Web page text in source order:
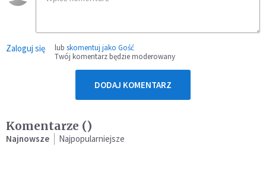
Zaloguj się lub skomentuj jako Gość
Twój komentarz będzie moderowany
DODAJ KOMENTARZ
Komentarze ()
Najnowsze Najpopularniejsze